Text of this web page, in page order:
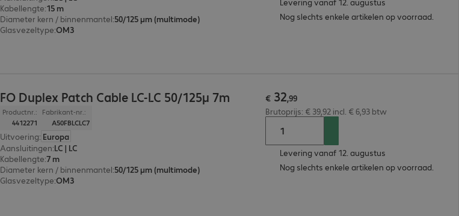
Kabellengte:15 m
Diameter kern / binnenmantel:50/125 µm (multimode)
Glasvezeltype:OM3
Nog slechts enkele artikelen op voorraad.
FO Duplex Patch Cable LC-LC 50/125µ 7m
Productnr.:
4412271
Fabrikant-nr.:
A50FBLCLC7
Uitvoering: Europa
Aansluitingen:LC | LC
Kabellengte:7 m
Diameter kern / binnenmantel:50/125 µm (multimode)
Glasvezeltype:OM3
€ 32,99
Brutoprijs: € 39,92 incl. € 6,93 btw
Levering vanaf 12. augustus
Nog slechts enkele artikelen op voorraad.